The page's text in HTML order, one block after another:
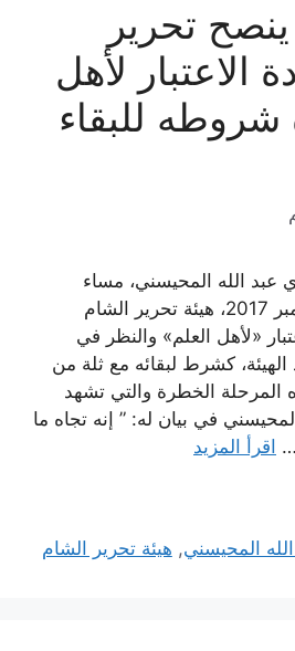
تحرير
الاعتبار لأهل
شروطه للبقاء
عبد الله المحيسني، مساء
الخميس 9 أيلول/سبتمبر 2017، هيئة تحرير الشام
«لأهل العلم» والنظر في
كشرط لبقائه مع ثلة من
الخطرة والتي تشهد
في بيان له: ” إنه تجاه ما
اقرأ المزيد
المحيسني, هيئة تحرير الشام